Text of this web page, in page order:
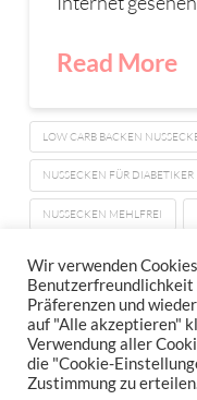
Read More
LOW CARB BACKEN
NUSSECKEN FÜR DIABETIKER
NUSSECKEN MEHLFREI
IMPRESSUM
NEWSLETTER
Wir verwenden
Benutzerfreundlichkeit
Präferenzen und
auf "Alle akzeptieren"
Verwendung aller
die "Cookie-
Zustimmung zu